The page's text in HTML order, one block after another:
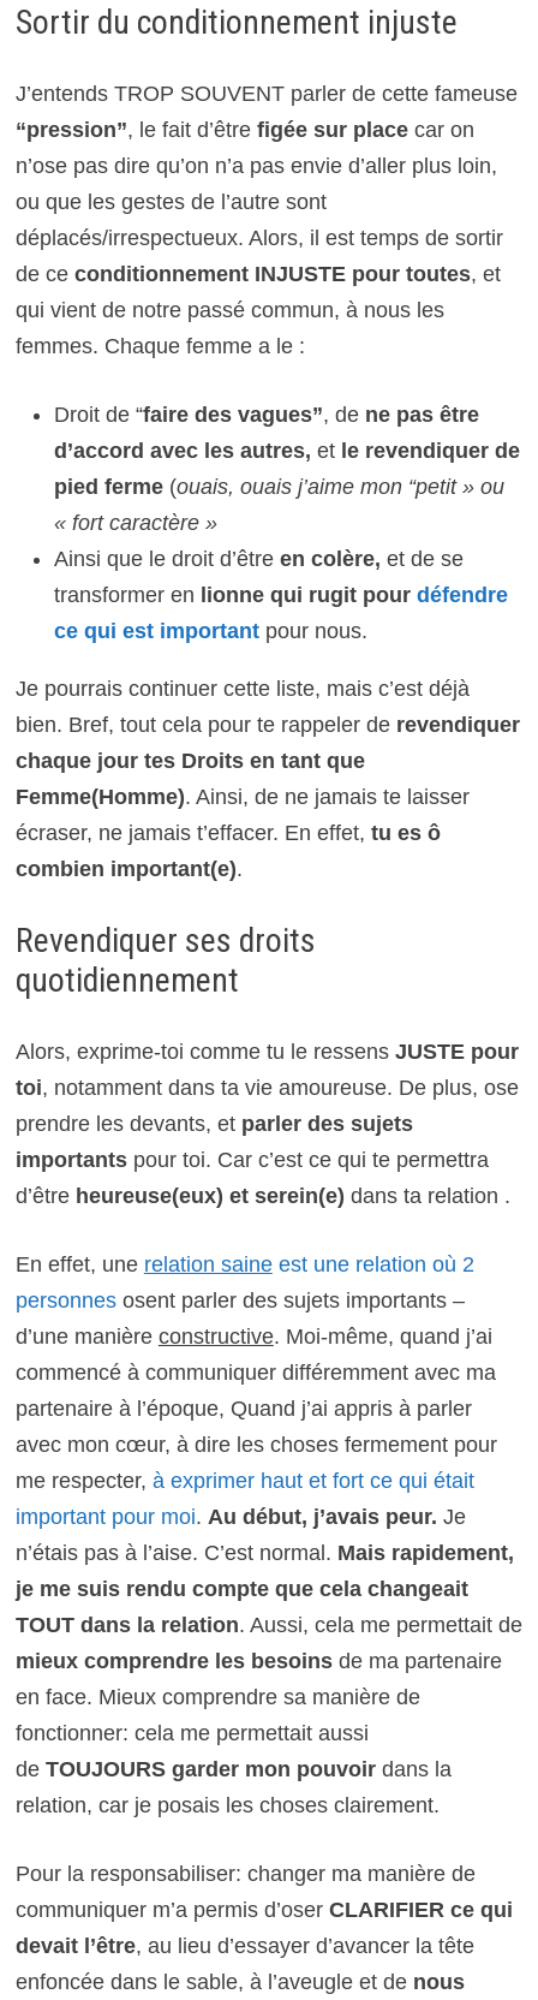
Sortir du conditionnement injuste
J’entends TROP SOUVENT parler de cette fameuse
“pression”, le fait d’être figée sur placecar on
n’ose pas dire qu’on n’a pas envie d’aller plus loin,
ou que les gestes de l’autre sont
déplacés/irrespectueux. Alors, il est temps de sortir
de ce conditionnement INJUSTE pour toutes, et
qui vient de notre passé commun, à nous les
femmes. Chaque femme a le :
Droit de “faire des vagues”, de ne pas être
d’accord avec les autres, et le revendiquer de
pied ferme (ouais, ouais j’aime mon “petit » ou
« fort caractère »
Ainsi que le droit d’être en colère, et de se
transformer en lionne qui rugit pour défendre
ce qui est importantpour nous.
Je pourrais continuer cette liste, mais c’est déjà
bien. Bref, tout cela pour te rappeler de revendiquer
chaque jour tes Droits en tant que
Femme(Homme). Ainsi, de ne jamais te laisser
écraser, ne jamais t’effacer. En effet, tu es ô
combien important(e).
Revendiquer ses droits
quotidiennement
Alors, exprime-toi comme tu le ressens JUSTE pour
toi, notamment dans ta vie amoureuse. De plus, ose
prendre les devants, et parler des sujets
importantspour toi. Car c’est ce qui te permettra
d’être heureuse(eux) et serein(e) dans ta relation .
En effet, une relation saineest une relation où 2
personnesosent parler des sujets importants –
d’une manière constructive. Moi-même, quand j’ai
commencé à communiquer différemment avec ma
partenaire à l’époque, Quand j’ai appris à parler
avec mon cœur, à dire les choses fermement pour
me respecter, à exprimer haut et fort ce qui était
important pour moi. Au début, j’avais peur. Je
n’étais pas à l’aise. C’est normal. Mais rapidement,
je me suis rendu compte que cela changeait
TOUT dans la relation. Aussi, cela me permettait de
mieux comprendre les besoins de ma partenaire
en face. Mieux comprendre sa manière de
fonctionner: cela me permettait aussi
de TOUJOURS garder mon pouvoirdans la
relation, car je posais les choses clairement.
Pour la responsabiliser: changer ma manière de
communiquer m’a permis d’oser CLARIFIER ce qui
devait l’être, au lieu d’essayer d’avancer la tête
enfoncée dans le sable, à l’aveugle et de nous